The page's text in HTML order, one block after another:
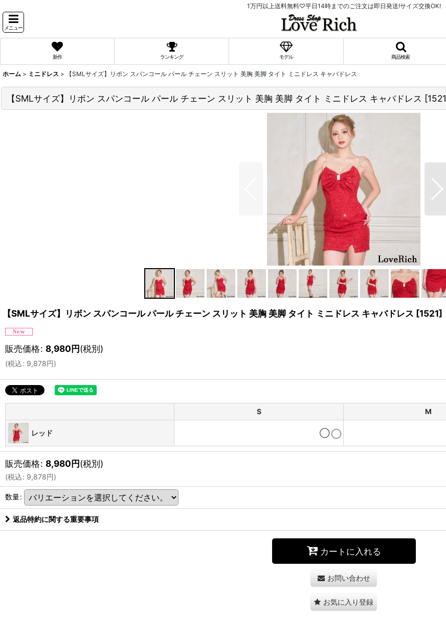
1万円以上送料無料♡平日14時までのご注文は即日発送!サイズ交換OK!
メニュー
新作 ランキング モデル 商品検索
ホーム > ミニドレス > 【SMLサイズ】リボン スパンコール パール チェーン スリット 美胸 美脚 タイト ミニドレス キャバドレス
【SMLサイズ】リボン スパンコール パール チェーン スリット 美胸 美脚 タイト ミニドレス キャバドレス [1521
【SMLサイズ】リボン スパンコール パール チェーン スリット 美胸 美脚 タイト ミニドレス キャバドレス [1521]
販売価格: 8,980円(税別)
(税込: 9,878円)
S M
レッド ◯
販売価格: 8,980円(税別)
(税込: 9,878円)
数量:
返品特約に関する重要事項
カートに入れる
お問い合わせ
お気に入り登録